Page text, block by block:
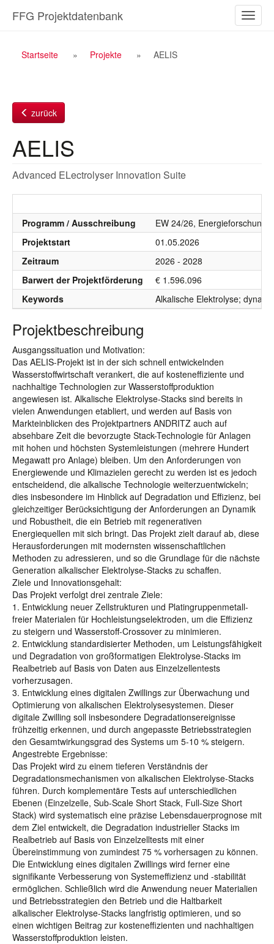
Inhalt
ein-/
FFG Projektdatenbank
Breadcrumb
Startseite Projekte AELIS
zurück
AELIS
Advanced ELectrolyser Innovation Suite
Programm / Ausschreibung
EW 24/26, Energieforschung
Projektstart
01.05.2026
Zeitraum
2026 - 2028
Barwert der Projektförderung
€ 1.596.096
Keywords
Alkalische Elektrolyse;
Projektbeschreibung
Ausgangssituation und Motivation:
Das AELIS-Projekt ist in der sich schnell entwickelnden
Wasserstoffwirtschaft verankert, die auf kosteneffiziente und
nachhaltige Technologien zur Wasserstoffproduktion
angewiesen ist. Alkalische Elektrolyse-Stacks sind bereits in
vielen Anwendungen etabliert, und werden auf Basis von
Markteinblicken des Projektpartners ANDRITZ auch auf
absehbare Zeit die bevorzugte Stack-Technologie für Anlagen
mit hohen und höchsten Systemleistungen (mehrere Hundert
Megawatt pro Anlage) bleiben. Um den Anforderungen von
Energiewende und Klimazielen gerecht zu werden ist es jedoch
entscheidend, die alkalische Technologie weiterzuentwickeln;
dies insbesondere im Hinblick auf Degradation und Effizienz, bei
gleichzeitiger Berücksichtigung der Anforderungen an Dynamik
und Robustheit, die ein Betrieb mit regenerativen
Energiequellen mit sich bringt. Das Projekt zielt darauf ab, diese
Herausforderungen mit modernsten wissenschaftlichen
Methoden zu adressieren, und so die Grundlage für die nächste
Generation alkalischer Elektrolyse-Stacks zu schaffen.
Ziele und Innovationsgehalt:
Das Projekt verfolgt drei zentrale Ziele:
1. Entwicklung neuer Zellstrukturen und Platingruppenmetall-
freier Materialen für Hochleistungselektroden, um die Effizienz
zu steigern und Wasserstoff-Crossover zu minimieren.
2. Entwicklung standardisierter Methoden, um Leistungsfähigkeit
und Degradation von großformatigen Elektrolyse-Stacks im
Realbetrieb auf Basis von Daten aus Einzelzellentests
vorherzusagen.
3. Entwicklung eines digitalen Zwillings zur Überwachung und
Optimierung von alkalischen Elektrolysesystemen. Dieser
digitale Zwilling soll insbesondere Degradationsereignisse
frühzeitig erkennen, und durch angepasste Betriebsstrategien
den Gesamtwirkungsgrad des Systems um 5-10 % steigern.
Angestrebte Ergebnisse:
Das Projekt wird zu einem tieferen Verständnis der
Degradationsmechanismen von alkalischen Elektrolyse-Stacks
führen. Durch komplementäre Tests auf unterschiedlichen
Ebenen (Einzelzelle, Sub-Scale Short Stack, Full-Size Short
Stack) wird systematisch eine präzise Lebensdauerprognose mit
dem Ziel entwickelt, die Degradation industrieller Stacks im
Realbetrieb auf Basis von Einzelzelltests mit einer
Übereinstimmung von zumindest 75 % vorhersagen zu können.
Die Entwicklung eines digitalen Zwillings wird ferner eine
signifikante Verbesserung von Systemeffizienz und -stabilität
ermöglichen. Schließlich wird die Anwendung neuer Materialien
und Betriebsstrategien den Betrieb und die Haltbarkeit
alkalischer Elektrolyse-Stacks langfristig optimieren, und so
einen wichtigen Beitrag zur kosteneffizienten und nachhaltigen
Wasserstoffproduktion leisten.